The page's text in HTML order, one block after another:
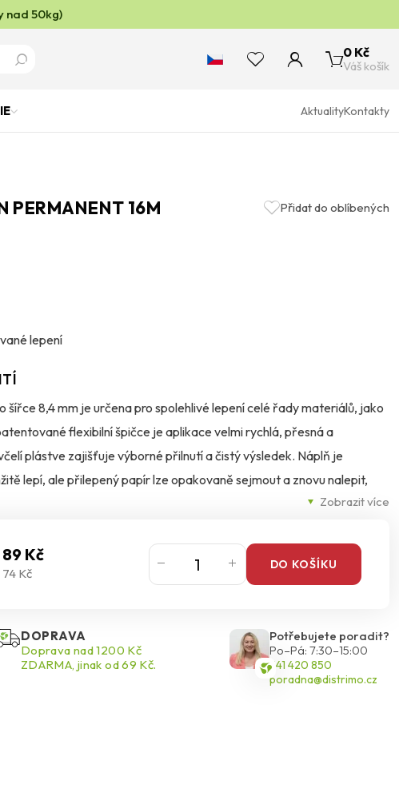
nad 50kg)
0 Kč
Váš košík
AktualityKontakty
PERMANENT 16M
Přidat do oblíbených
lepení
Zobrazit více
šířce 8,4 mm je určena pro spolehlivé lepení celé řady materiálů, jako
flexibilní špičce je aplikace velmi rychlá, přesná a
plástve zajišťuje výborné přilnutí a čistý výsledek. Náplň je
lepí, ale přilepený papír lze opakovaně sejmout a znovu nalepit,
89 Kč
74 Kč
DO KOŠÍKU
DOPRAVA
Doprava nad 1200 Kč
ZDARMA, jinak od 69 Kč.
Potřebujete poradit?
Po–Pá: 7:30–15:00
541 420 850
poradna@distrimo.cz